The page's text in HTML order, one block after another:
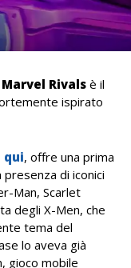
Marvel Rivals è il
ispirato
qui, offre una prima
di iconici
Man, Scarlet
degli X-Men, che
tema del
lo aveva già
gioco mobile